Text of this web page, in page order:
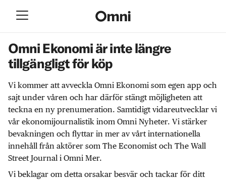
Omni Ekonomi är inte längre
tillgängligt för köp
Vi kommer att avveckla Omni Ekonomi som egen app och
sajt under våren och har därför stängt möjligheten att
teckna en ny prenumeration. Samtidigt vidareutvecklar vi
vår ekonomijournalistik inom Omni Nyheter. Vi stärker
bevakningen och flyttar in mer av vårt internationella
innehåll från aktörer som The Economist och The Wall
Street Journal i Omni Mer.
Vi beklagar om detta orsakar besvär och tackar för ditt